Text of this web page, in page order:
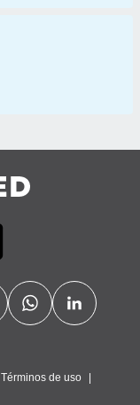
Términos de uso